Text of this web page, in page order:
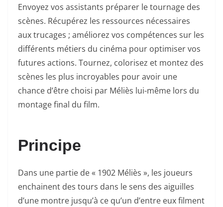
Envoyez vos assistants préparer le tournage des
scènes. Récupérez les ressources nécessaires
aux trucages ; améliorez vos compétences sur les
différents métiers du cinéma pour optimiser vos
futures actions. Tournez, colorisez et montez des
scènes les plus incroyables pour avoir une
chance d’être choisi par Méliès lui-même lors du
montage final du film.
Principe
Dans une partie de « 1902 Méliès », les joueurs
enchainent des tours dans le sens des aiguilles
d’une montre jusqu’à ce qu’un d’entre eux filment